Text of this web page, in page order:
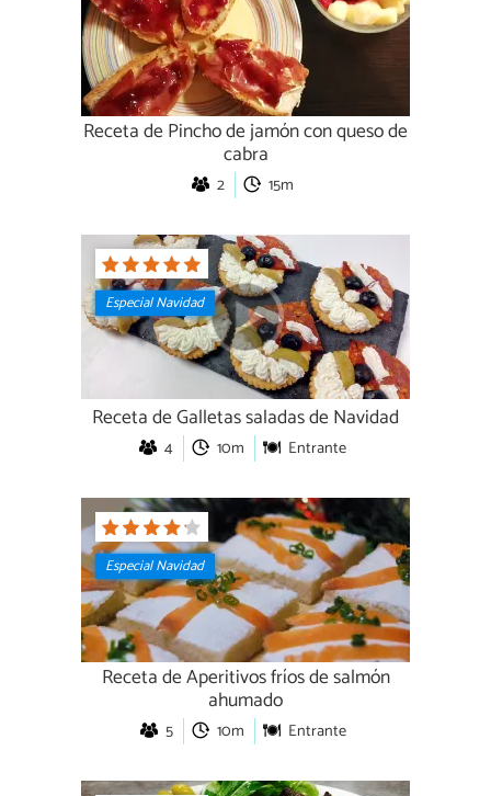
Receta de Pincho de jamón con queso de
cabra
2 15m
Especial Navidad
Receta de Galletas saladas de Navidad
4 10m Entrante
Especial Navidad
Receta de Aperitivos fríos de salmón
ahumado
5 10m Entrante